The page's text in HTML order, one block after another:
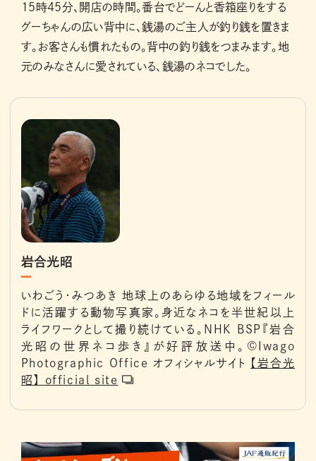
15時45分、開店の時間。番台でどーんと香箱座りをする
グーちゃんの広い背中に、銭湯のご主人が釣り銭を置きま
す。お客さんも慣れたもの。背中の釣り銭をつまみます。地
元のみなさんに愛されている、銭湯のネコでした。
岩合光昭
いわごう・みつあき 地球上のあらゆる地域をフィール
ドに活躍する動物写真家。身近なネコを半世紀以上
ライフワークとして撮り続けている。NHK BSP『岩合
光昭の世界ネコ歩き』が好評放送中。©︎Iwago
Photographic Office オフィシャルサイト
【岩合光
昭】 official site